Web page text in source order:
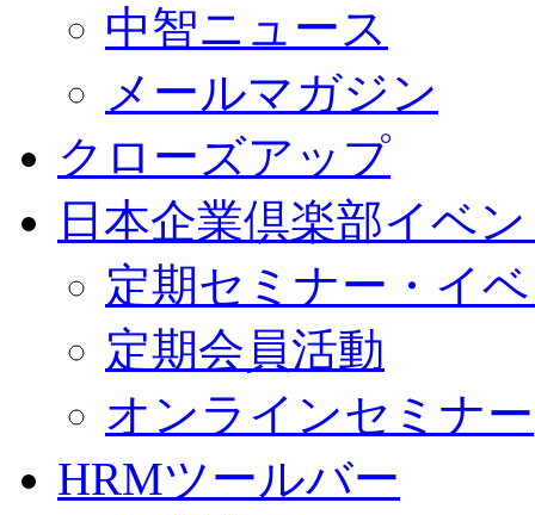
中智ニュース
メールマガジン
クローズアップ
日本企業倶楽部イベ
定期セミナー・イ
定期会員活動
オンラインセミナー
HRMツールバー